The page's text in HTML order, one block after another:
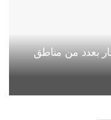
بعدد من مناطق